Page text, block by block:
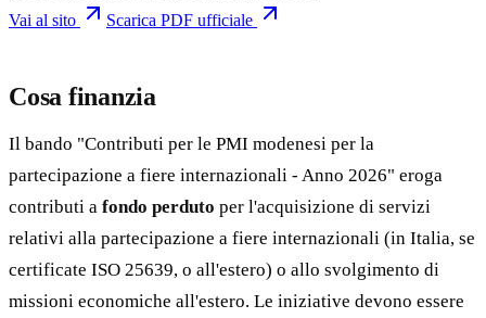
Vai al sito
Scarica PDF ufficiale
Cosa finanzia
Il bando "Contributi per le PMI modenesi per la
partecipazione a fiere internazionali - Anno 2026" eroga
contributi a fondo perduto per l'acquisizione di servizi
relativi alla partecipazione a fiere internazionali (in Italia, se
certificate ISO 25639, o all'estero) o allo svolgimento di
missioni economiche all'estero. Le iniziative devono essere